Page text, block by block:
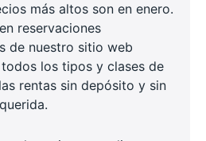
más altos son en enero.
reservaciones
de nuestro sitio web
los tipos y clases de
rentas sin depósito y sin